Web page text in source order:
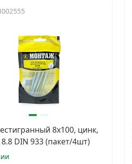
8х100, цинк,
DIN 933 (пакет/4шт)